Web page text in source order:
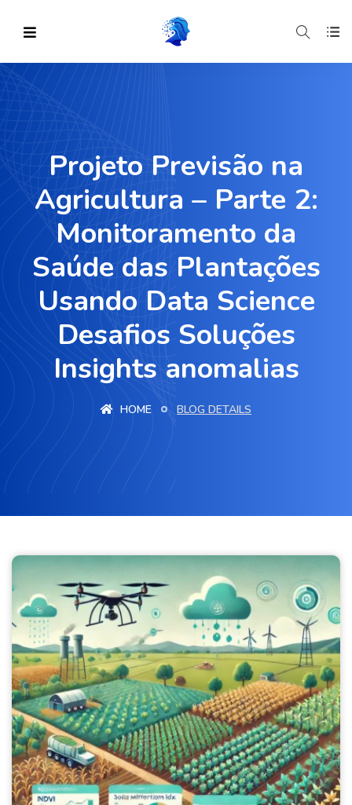
Projeto Previsão na
Agricultura – Parte 2:
Monitoramento da
Saúde das Plantações
Usando Data Science
Desafios Soluções
Insights anomalias
HOME BLOG DETAILS